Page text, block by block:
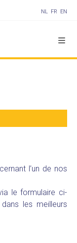
NL FR EN
l’un de nos
le formulaire ci-
les meilleurs